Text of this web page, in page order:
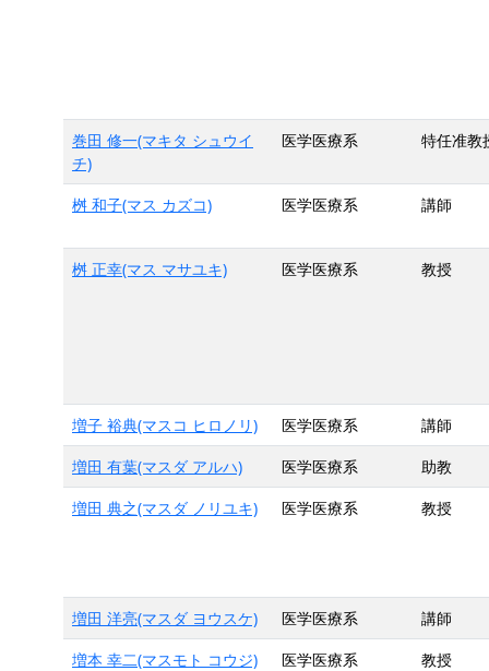
巻田 修一(マキタ シュウイ
チ)
医学医療系 特任准教
桝 和子(マス カズコ) 医学医療系 講師
桝 正幸(マス マサユキ) 医学医療系 教授
増子 裕典(マスコ ヒロノリ) 医学医療系
講師
増田 有葉(マスダ アルハ)
医学医療系
助教
増田 典之(マスダ ノリユキ)
医学医療系 教授
増田 洋亮(マスダ ヨウスケ) 医学医療系
講師
増本 幸二(マスモト コウジ)
医学医療系
教授